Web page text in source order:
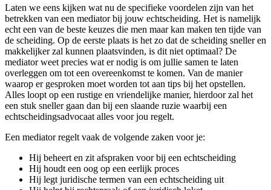
Laten we eens kijken wat nu de specifieke voordelen zijn van het
betrekken van een mediator bij jouw echtscheiding. Het is namelijk
echt een van de beste keuzes die men maar kan maken ten tijde van
de scheiding. Op de eerste plaats is het zo dat de scheiding sneller en
makkelijker zal kunnen plaatsvinden, is dit niet optimaal? De
mediator weet precies wat er nodig is om jullie samen te laten
overleggen om tot een overeenkomst te komen. Van de manier
waarop er gesproken moet worden tot aan tips bij het opstellen.
Alles loopt op een rustige en vriendelijke manier, hierdoor zal het
een stuk sneller gaan dan bij een slaande ruzie waarbij een
echtscheidingsadvocaat alles voor jou regelt.
Een mediator regelt vaak de volgende zaken voor je:
Hij beheert en zit afspraken voor bij een echtscheiding
Hij houdt een oog op een eerlijk proces
Hij legt juridische termen van een echtscheiding uit